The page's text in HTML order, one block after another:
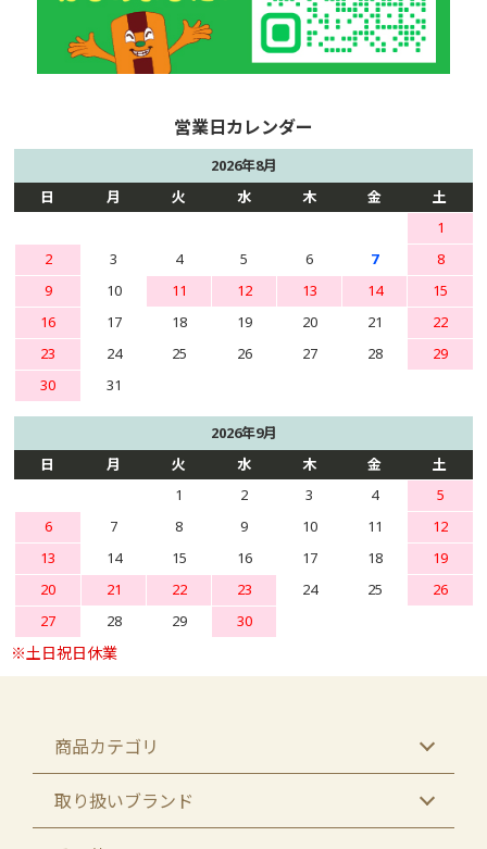
2026年8月
日
月 火 水 木 金
土
1
2
3 4 5 6 7
8
9
10 11 12 13 14
15
16
17 18 19 20 21
22
23
24 25 26 27 28
29
30
31
2026年9月
日
月 火 水 木 金
土
1
2 3 4
5
6
7 8 9 10 11
12
13
14 15 16 17 18
19
20
21 22 23 24 25
26
27
28 29 30
商品カテゴリ
取り扱いブランド